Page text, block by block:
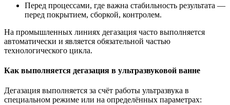
Перед процессами, где важна стабильность результата —
перед покрытием, сборкой, контролем.
На промышленных линиях дегазация часто выполняется
автоматически и является обязательной частью
технологического цикла.
Как выполняется дегазация в ультразвуковой ванне
Дегазация выполняется за счёт работы ультразвука в
специальном режиме или на определённых параметрах: